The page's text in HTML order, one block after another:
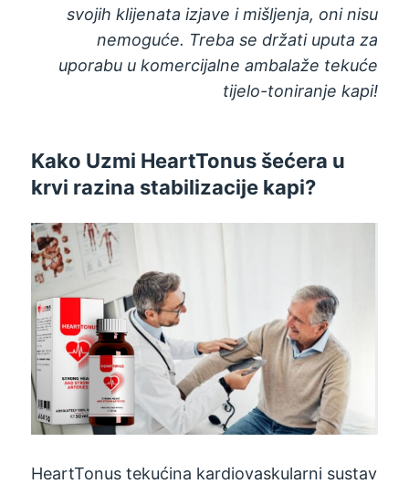
svojih klijenata izjave i mišljenja, oni nisu
nemoguće. Treba se držati uputa za
uporabu u komercijalne ambalaže tekuće
tijelo-toniranje kapi!
Kako Uzmi HeartTonus šećera u
krvi razina stabilizacije kapi?
HeartTonus tekućina kardiovaskularni sustav